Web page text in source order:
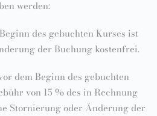
werden:
des gebuchten Kurses ist
der Buchung kostenfrei.
dem Beginn des gebuchten
von 15 % des in Rechnung
Stornierung oder Änderung der